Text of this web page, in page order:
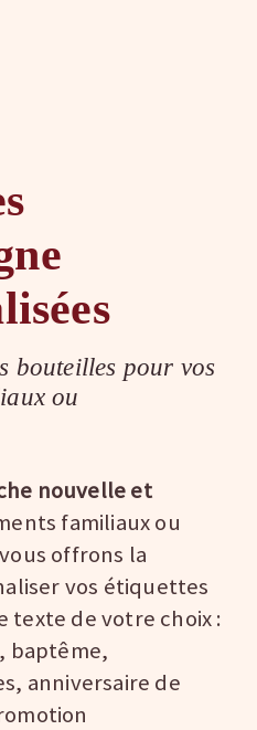
bouteilles pour vos
ou
nouvelle et
familiaux ou
offrons la
vos étiquettes
texte de votre choix :
baptême,
anniversaire de